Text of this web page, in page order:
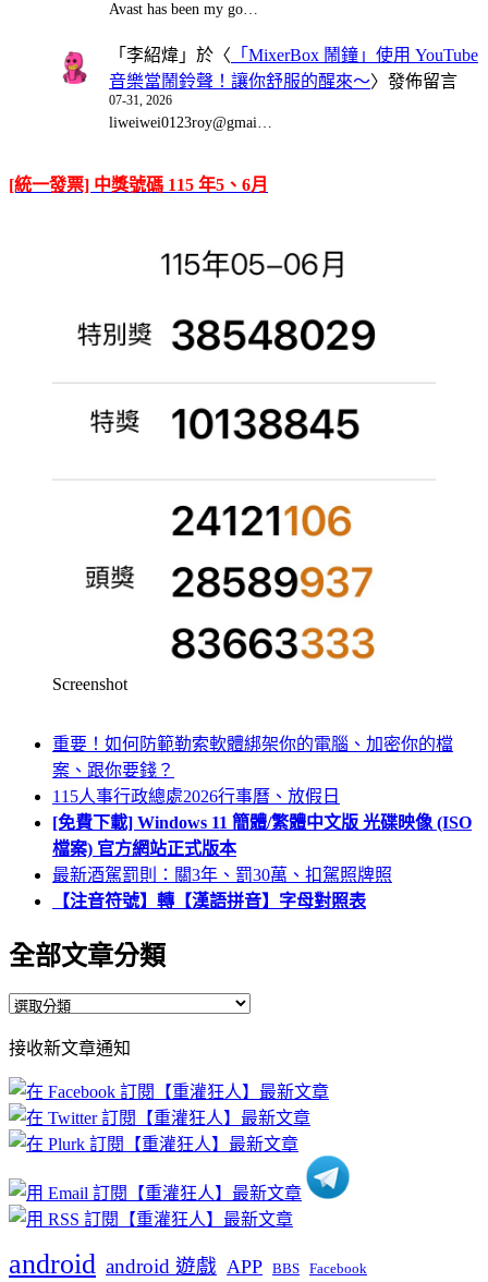
Avast has been my go…
「 李紹煒 」於〈 「MixerBox 鬧鐘」使用 YouTube
音樂當鬧鈴聲！讓你舒服的醒來～〉發佈留言
07-31, 2026
liweiwei0123roy@gmai…
[統一發票] 中獎號碼 115 年5、6月
Screenshot
重要！如何防範勒索軟體綁架你的電腦、加密你的檔
案、跟你要錢？
115人事行政總處2026行事曆、放假日
[免費下載] Windows 11 簡體/繁體中文版 光碟映像 (ISO
檔案) 官方網站正式版本
最新酒駕罰則：關3年、罰30萬、扣駕照牌照
【注音符號】轉【漢語拼音】字母對照表
全部文章分類
全
文
章
分
類
接收新文章通知
android android 遊戲 APP BBS Facebook